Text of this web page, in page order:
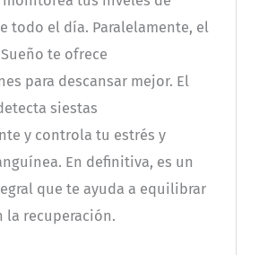
todo el día. Paralelamente, el
te ofrece
para descansar mejor. El
siestas
y controla tu estrés y
En definitiva, es un
que te ayuda a equilibrar
la recuperación.